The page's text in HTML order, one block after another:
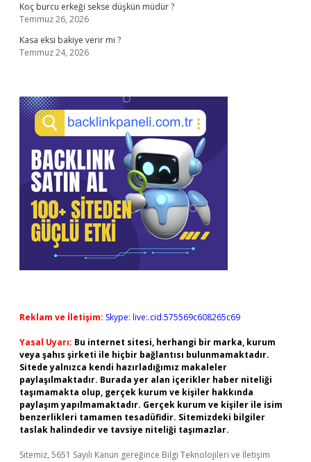
Koç burcu erkeği sekse düşkün müdür ?
Temmuz 26, 2026
Kasa eksi bakiye verir mi ?
Temmuz 24, 2026
Reklam ve İletişim: Skype: live:.cid.575569c608265c69
Yasal Uyarı: Bu internet sitesi, herhangi bir marka, kurum
veya şahıs şirketi ile hiçbir bağlantısı bulunmamaktadır.
Sitede yalnızca kendi hazırladığımız makaleler
paylaşılmaktadır. Burada yer alan içerikler haber niteliği
taşımamakta olup, gerçek kurum ve kişiler hakkında
paylaşım yapılmamaktadır. Gerçek kurum ve kişiler ile isim
benzerlikleri tamamen tesadüfidir. Sitemizdeki bilgiler
taslak halindedir ve tavsiye niteliği taşımazlar.
Sitemiz, 5651 Sayılı Kanun gereğince Bilgi Teknolojileri ve İletişim